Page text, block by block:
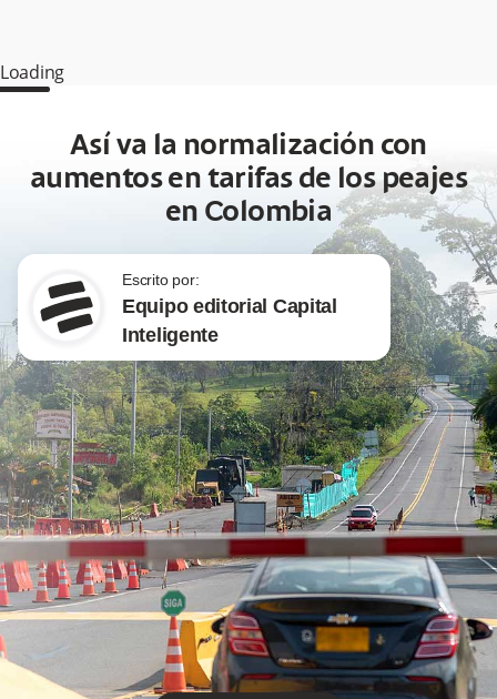
Loading
Así va la normalización con
aumentos en tarifas de los peajes
en Colombia
Escrito por:
Equipo editorial Capital
Inteligente